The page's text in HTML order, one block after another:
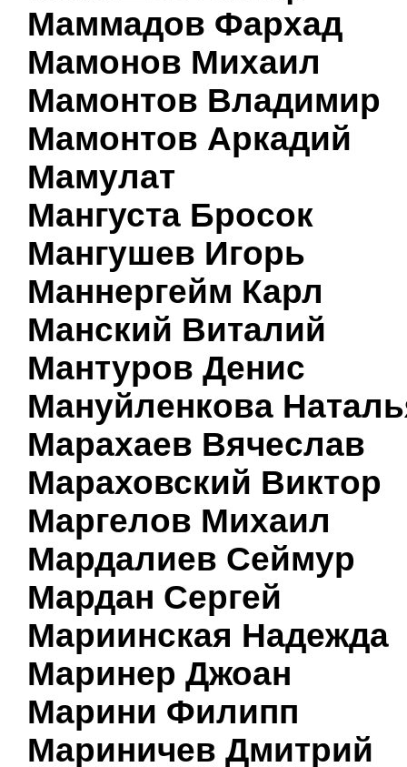
Маммадов Фархад
Мамонов Михаил
Мамонтов Владимир
Мамонтов Аркадий
Мамулат
Мангуста Бросок
Мангушев Игорь
Маннергейм Карл
Манский Виталий
Мантуров Денис
Мануйленкова
Марахаев Вячеслав
Мараховский Виктор
Маргелов Михаил
Мардалиев Сеймур
Мардан Сергей
Мариинская Надежда
Маринер Джоан
Марини Филипп
Мариничев Дмитрий